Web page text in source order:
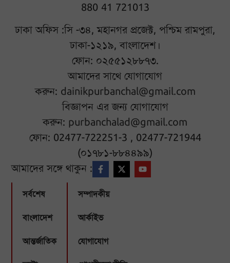
880 41 721013
ঢাকা অফিস :সি -৩৪, মহানগর প্রজেক্ট, পশ্চিম রামপুরা,
ঢাকা-১২১৯, বাংলাদেশ।
ফোন: ০২৫৫১২৮৮৭৩.
আমাদের সাথে যোগাযোগ
করুন: dainikpurbanchal@gmail.com
বিজ্ঞাপন এর জন্য যোগাযোগ
করুন: purbanchalad@gmail.com
ফোন: 02477-722251-3 , 02477-721944
(০১৭৮১-৮৮৪৪৯৯)
আমাদের সঙ্গে থাকুন :
সর্বশেষ
বাংলাদেশ
আন্তর্জাতিক
সম্পাদকীয়
আর্কাইভ
যোগাযোগ